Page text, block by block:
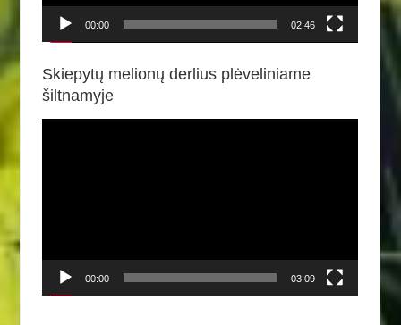
00:00 02:46
Skiepytų melionų derlius plėveliniame
šiltnamyje
00:00 03:09